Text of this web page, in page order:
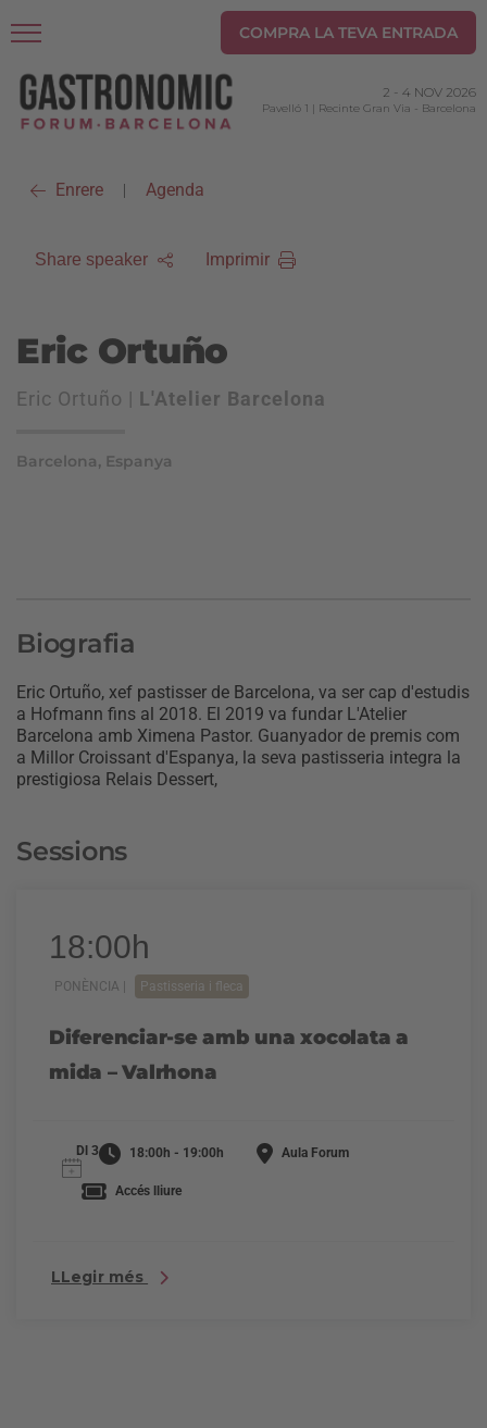
COMPRA LA TEVA ENTRADA
2 - 4 NOV 2026
Pavelló 1 | Recinte Gran Via - Barcelona
Enrere | Agenda
Share speaker Imprimir
Eric Ortuño
Eric Ortuño | L'Atelier Barcelona
Barcelona, Espanya
Biografia
Eric Ortuño, xef pastisser de Barcelona, va ser cap d'estudis
a Hofmann fins al 2018. El 2019 va fundar L'Atelier
Barcelona amb Ximena Pastor. Guanyador de premis com
a Millor Croissant d'Espanya, la seva pastisseria integra la
prestigiosa Relais Dessert,
Sessions
18:00h
PONÈNCIA | Pastisseria i fleca
Diferenciar-se amb una xocolata a
mida – Valrhona
Dl 3 18:00h - 19:00h Aula Forum
Accés lliure
LLegir més